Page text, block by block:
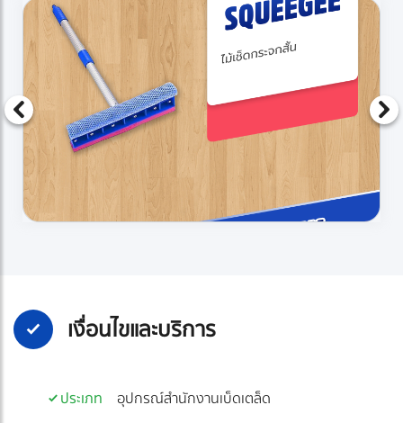
เงื่อนไขและบริการ
ประเภท
อุปกรณ์สำนักงานเบ็ดเตล็ด